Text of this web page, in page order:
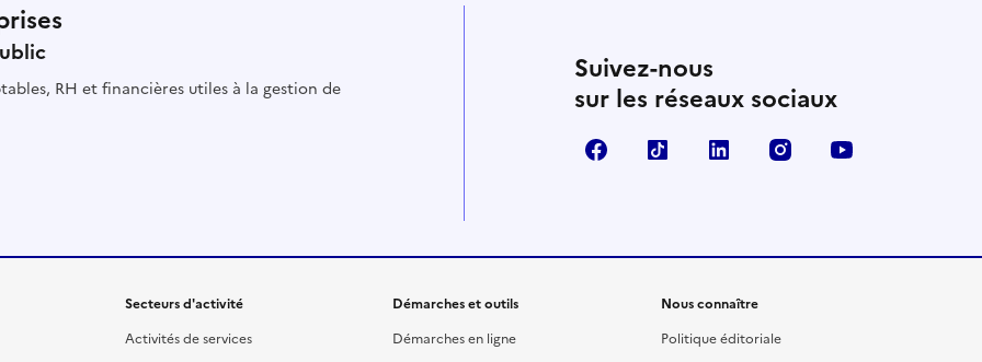
RH et financières utiles à la gestion de
Suivez-nous
sur les réseaux sociaux
FacebookTikTok Linkedin Instagram
Secteurs d'activité
Activités de services
Démarches et outils
Démarches en ligne
Nous connaître
Politique éditoriale